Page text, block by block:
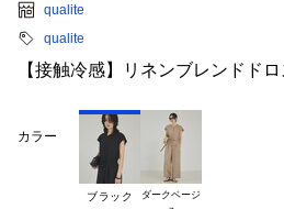
qualite
qualite
【接触冷感】リネンブレンドド
カラー
ブラック
ダークベージ